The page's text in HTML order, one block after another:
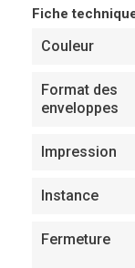
Fiche
Couleur
Format des
enveloppes
Impression
Instance
Fermeture